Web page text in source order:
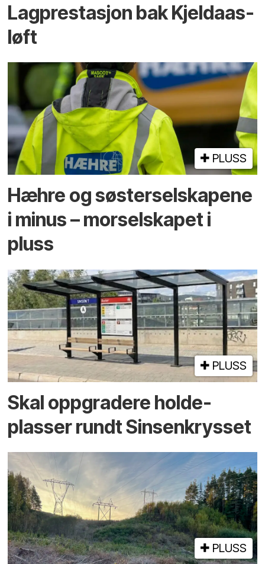
Lagprestasjon bak Kjeldaas-
løft
PLUSS
Hæhre og søster­selskapene
i minus – mor­selskapet i
pluss
PLUSS
Skal oppgradere holde­
plasser rundt Sinsenkrysset
PLUSS